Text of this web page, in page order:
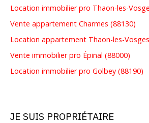
Location immobilier pro Thaon-les-
Vente appartement Charmes (88130)
Location appartement Thaon-les-
Vente immobilier pro Épinal (88000)
Location immobilier pro Golbey (88190)
JE SUIS PROPRIÉTAIRE